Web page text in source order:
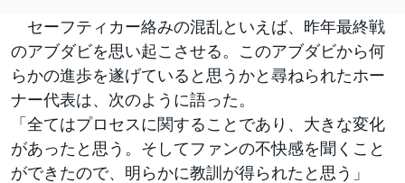
セーフティカー絡みの混乱といえば、昨年最終戦
のアブダビを思い起こさせる。このアブダビから何
らかの進歩を遂げていると思うかと尋ねられたホー
ナー代表は、次のように語った。
「全てはプロセスに関することであり、大きな変化
があったと思う。そしてファンの不快感を聞くこと
ができたので、明らかに教訓が得られたと思う」